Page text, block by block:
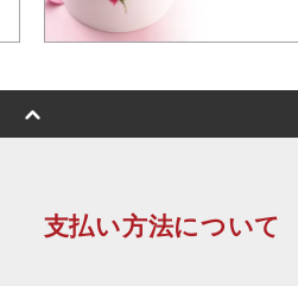
支払い方法について